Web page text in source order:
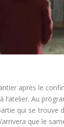
après le
l’atelier. Au
qui se trouve
que le